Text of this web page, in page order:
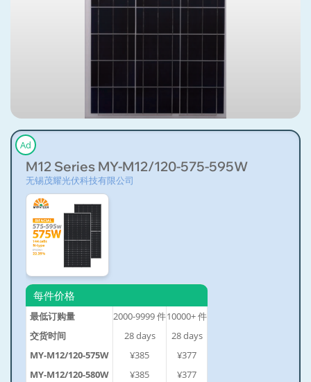
Ad
M12 Series MY-M12/120-575-595W
无锡茂耀光伏科技有限公司
每件价格
最低订购量 2000-9999件10000+件
交货时间
28days 28days
MY-M12/120-575W
¥385
¥377
MY-M12/120-580W
¥385
¥377